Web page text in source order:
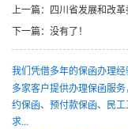
上一篇： 四川省发展和改革委员会
下一篇： 没有了！
我们凭借多年的保函办理经
多家客户提供办理保函服
约保函、预付款保函、民
求...